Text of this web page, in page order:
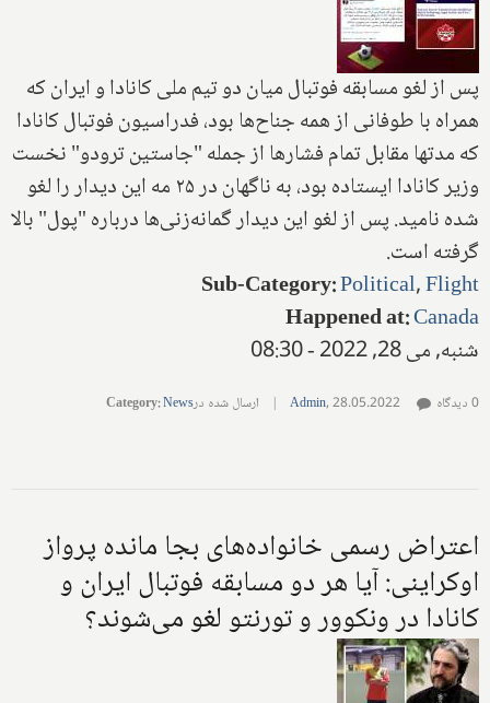
پس از لغو مسابقه فوتبال میان دو تیم ملی کانادا و ایران که
همراه با طوفانی از همه جناح‌ها بود، فدراسیون فوتبال کانادا
که مدتها مقابل تمام فشارها از جمله "جاستین ترودو" نخست
وزیر کانادا ایستاده بود، به ناگهان در ۲۵ مه این دیدار را لغو
شده نامید. پس از لغو این دیدار گمانه‌زنی‌ها درباره "پول" بالا
گرفته است.
Sub-Category:Political,Flight
Happened at:Canada
شنبه, می 28, 2022 - 08:30
Admin,28.05.2022
| ارسال شده در Category:News 0 دیدگاه
اعتراض رسمی خانواده‌های بجا مانده پرواز
اوکراینی: آیا هر دو مسابقه فوتبال ایران و
کانادا در ونکوور و تورنتو لغو می‌شوند؟